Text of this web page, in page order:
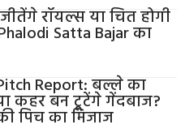
जीतेंगे रॉयल्स या चित होगी
Satta Bajar का
Report: बल्ले का
कहर बन टूटेंगे गेंदबाज?
पिच का मिजाज